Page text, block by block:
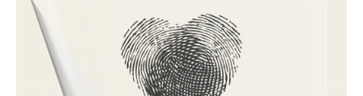
hvězdiček.